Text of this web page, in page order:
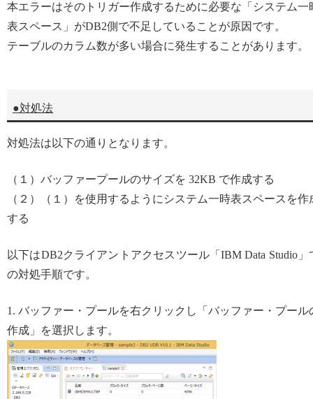
本エラーはそのトリガー作成するために必要な「システム一
表スペース」がDB2側で不足していることが原因です。
テーブルのカラム数が多い場合に発生することがあります。
●対処法
対処法は以下の通りとなります。
（１）バッファープールのサイズを 32KB で作成する
（２）（１）を使用するようにシステム一時表スペースを作
する
以下はDB2クライアントアクセスツール「IBM Data Studio」
の対処手順です。
1. バッファー・プールを右クリックし「バッファー・プール
作成」を選択します。